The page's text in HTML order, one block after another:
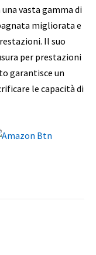
vasta gamma di
migliorata e
Il suo
per prestazioni
garantisce un
le capacità di